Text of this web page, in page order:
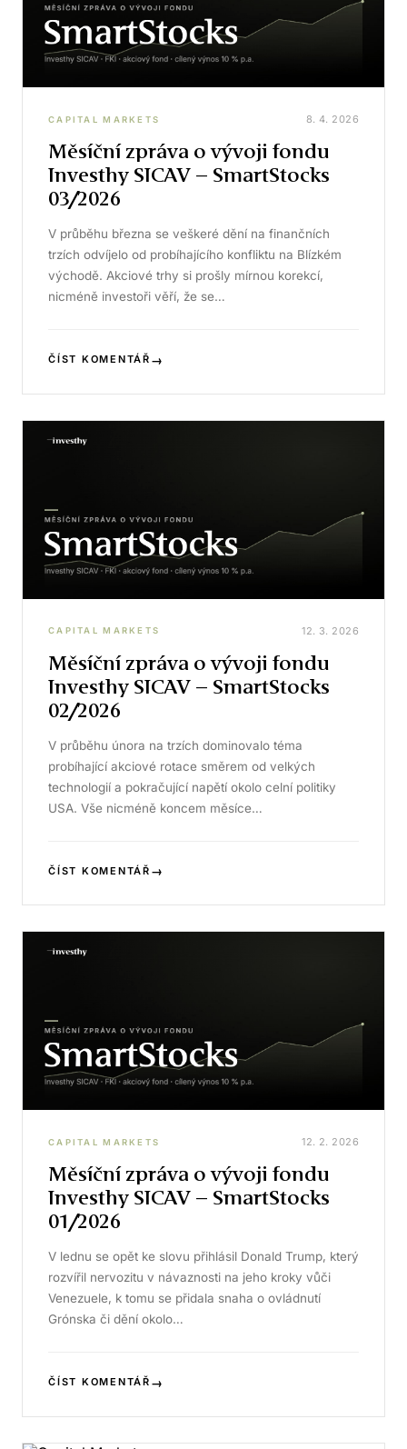
CAPITAL MARKETS 8. 4. 2026
Měsíční zpráva o vývoji fondu
Investhy SICAV – SmartStocks
03/2026
V průběhu března se veškeré dění na finančních
trzích odvíjelo od probíhajícího konfliktu na Blízkém
východě. Akciové trhy si prošly mírnou korekcí,
nicméně investoři věří, že se…
ČÍST KOMENTÁŘ →
CAPITAL MARKETS 12. 3. 2026
Měsíční zpráva o vývoji fondu
Investhy SICAV – SmartStocks
02/2026
V průběhu února na trzích dominovalo téma
probíhající akciové rotace směrem od velkých
technologií a pokračující napětí okolo celní politiky
USA. Vše nicméně koncem měsíce…
ČÍST KOMENTÁŘ →
CAPITAL MARKETS 12. 2. 2026
Měsíční zpráva o vývoji fondu
Investhy SICAV – SmartStocks
01/2026
V lednu se opět ke slovu přihlásil Donald Trump, který
rozvířil nervozitu v návaznosti na jeho kroky vůči
Venezuele, k tomu se přidala snaha o ovládnutí
Grónska či dění okolo…
ČÍST KOMENTÁŘ →